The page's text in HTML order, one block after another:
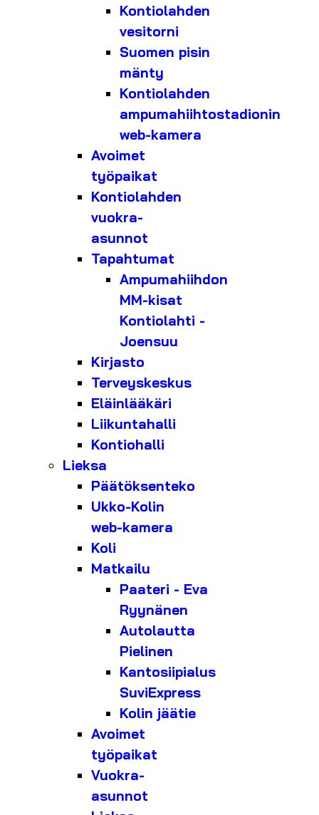
Kontiolahden
vesitorni
Suomen pisin
mänty
Kontiolahden
ampumahiihtostadionin
web-kamera
Avoimet
työpaikat
Kontiolahden
vuokra-
asunnot
Tapahtumat
Ampumahiihdon
MM-kisat
Kontiolahti -
Joensuu
Kirjasto
Terveyskeskus
Eläinlääkäri
Liikuntahalli
Kontiohalli
Lieksa
Päätöksenteko
Ukko-Kolin
web-kamera
Koli
Matkailu
Paateri - Eva
Ryynänen
Autolautta
Pielinen
Kantosiipialus
SuviExpress
Kolin jäätie
Avoimet
työpaikat
Vuokra-
asunnot